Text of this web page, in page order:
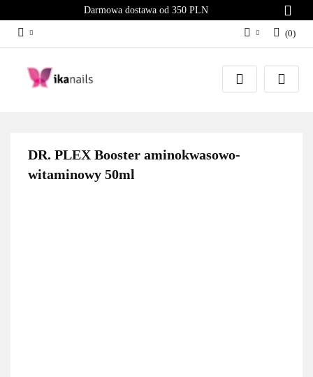
Darmowa dostawa od 350 PLN
Zaloguj się
Załóż konto
(0)
DR. PLEX Booster aminokwasowo-
witaminowy 50ml